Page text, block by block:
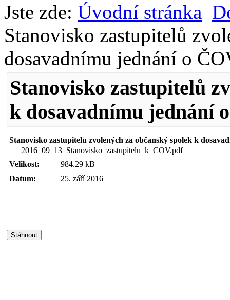
Jste zde: Úvodní stránka
Stanovisko zastupitelů
dosavadnímu jednání o
Stanovisko zastupitelů
k dosavadnímu jednání
Stanovisko zastupitelů zvolených za občanský spolek k
2016_09_13_Stanovisko_zastupitelu_k_COV.pdf
Velikost:
984.29 kB
Datum:
25. září 2016